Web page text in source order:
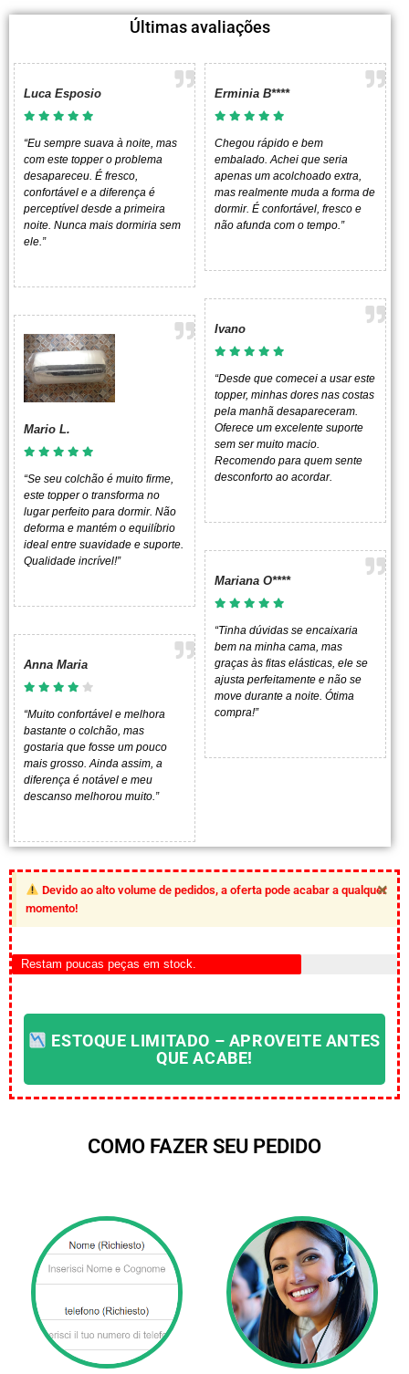
Últimas avaliações
Luca Esposio
“Eu sempre suava à noite, mas
com este topper o problema
desapareceu. É fresco,
confortável e a diferença é
perceptível desde a primeira
noite. Nunca mais dormiria sem
ele.”
Mario L.
“Se seu colchão é muito firme,
este topper o transforma no
lugar perfeito para dormir. Não
deforma e mantém o equilíbrio
ideal entre suavidade e suporte.
Qualidade incrível!”
Anna Maria
“Muito confortável e melhora
bastante o colchão, mas
gostaria que fosse um pouco
mais grosso. Ainda assim, a
diferença é notável e meu
descanso melhorou muito.”
Erminia B****
Chegou rápido e bem
embalado. Achei que seria
apenas um acolchoado extra,
mas realmente muda a forma de
dormir. É confortável, fresco e
não afunda com o tempo.”
Ivano
“Desde que comecei a usar este
topper, minhas dores nas costas
pela manhã desapareceram.
Oferece um excelente suporte
sem ser muito macio.
Recomendo para quem sente
desconforto ao acordar.
Mariana O****
“Tinha dúvidas se encaixaria
bem na minha cama, mas
graças às fitas elásticas, ele se
ajusta perfeitamente e não se
move durante a noite. Ótima
compra!”
Devido ao alto volume de pedidos, a oferta pode acabar a qualquer
momento!
×
Restam poucas peças em stock.​
ESTOQUE LIMITADO – APROVEITE ANTES
QUE ACABE!
COMO FAZER SEU PEDIDO